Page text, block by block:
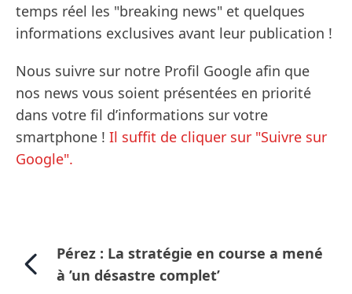
temps réel les "breaking news" et quelques
informations exclusives avant leur publication !
Nous suivre sur notre Profil Google afin que
nos news vous soient présentées en priorité
dans votre fil d’informations sur votre
smartphone ! Il suffit de cliquer sur "Suivre sur
Google".
Pérez : La stratégie en course a mené
à ’un désastre complet’